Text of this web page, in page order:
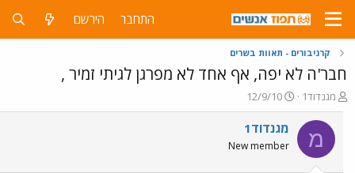
התחבר הירשם
קרניבורים - תאוות בשרים
חבר'ה לא יפה, אף אחד לא מפרגן לגיתי זמיר ,
פ
ו
ת
ח
ה
מגנדוד1
פ
ו
ר
ם
12/9/10
מ מגנדוד1
New member